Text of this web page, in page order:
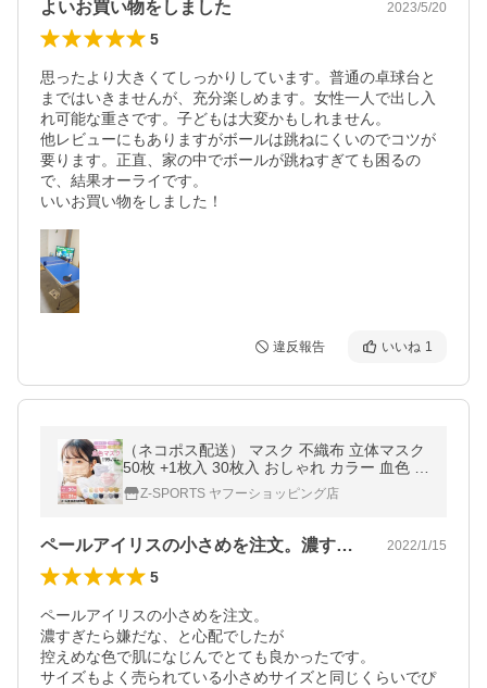
よいお買い物をしました 2023/5/20
5
思ったより大きくてしっかりしています。普通の卓球台と
まではいきませんが、充分楽しめます。女性一人で出し入
れ可能な重さです。子どもは大変かもしれません。
他レビューにもありますがボールは跳ねにくいのでコツが
要ります。正直、家の中でボールが跳ねすぎても困るの
で、結果オーライです。
いいお買い物をしました！
違反報告 いいね 1
（ネコポス配送） マスク 不織布 立体マスク
50枚 +1枚入 30枚入 おしゃれ カラー 血色 B
FE99% ふつう 小さめ ゆうパケット （ネコ
ポス配送） 爆買
Z-SPORTS ヤフーショッピング店
ペールアイリスの小さめを注文。濃すぎた… 2022/1/15
5
ペールアイリスの小さめを注文。
濃すぎたら嫌だな、と心配でしたが
控えめな色で肌になじんでとても良かったです。
サイズもよく売られている小さめサイズと同じくらいでぴ